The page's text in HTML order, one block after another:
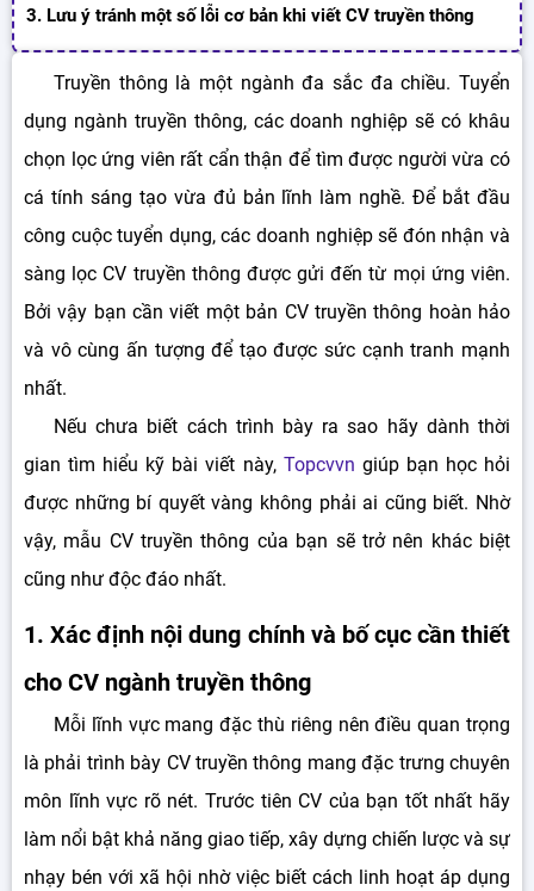
3. Lưu ý tránh một số lỗi cơ bản khi viết CV truyền thông
Truyền thông là một ngành đa sắc đa chiều. Tuyển
dụng ngành truyền thông, các doanh nghiệp sẽ có khâu
chọn lọc ứng viên rất cẩn thận để tìm được người vừa có
cá tính sáng tạo vừa đủ bản lĩnh làm nghề. Để bắt đầu
công cuộc tuyển dụng, các doanh nghiệp sẽ đón nhận và
sàng lọc CV truyền thông được gửi đến từ mọi ứng viên.
Bởi vậy bạn cần viết một bản CV truyền thông hoàn hảo
và vô cùng ấn tượng để tạo được sức cạnh tranh mạnh
nhất.
Nếu chưa biết cách trình bày ra sao hãy dành thời
gian tìm hiểu kỹ bài viết này, Topcvvn giúp bạn học hỏi
được những bí quyết vàng không phải ai cũng biết. Nhờ
vậy, mẫu CV truyền thông của bạn sẽ trở nên khác biệt
cũng như độc đáo nhất.
1. Xác định nội dung chính và bố cục cần thiết
cho CV ngành truyền thông
Mỗi lĩnh vực mang đặc thù riêng nên điều quan trọng
là phải trình bày CV truyền thông mang đặc trưng chuyên
môn lĩnh vực rõ nét. Trước tiên CV của bạn tốt nhất hãy
làm nổi bật khả năng giao tiếp, xây dựng chiến lược và sự
nhạy bén với xã hội nhờ việc biết cách linh hoạt áp dụng